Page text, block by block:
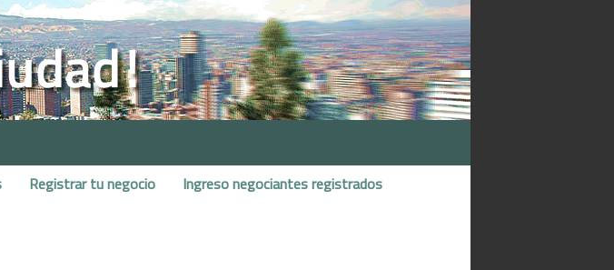
Registrar tu negocio Ingreso negociantes registrados